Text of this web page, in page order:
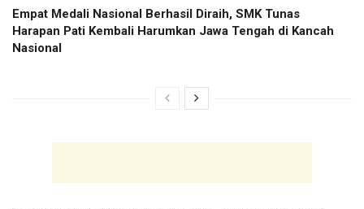
Empat Medali Nasional Berhasil Diraih, SMK Tunas
Harapan Pati Kembali Harumkan Jawa Tengah di Kancah
Nasional